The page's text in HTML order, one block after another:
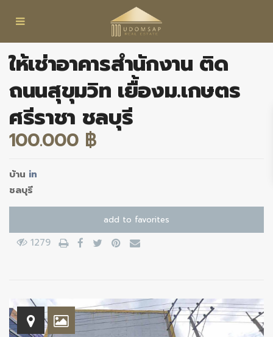
ให้เช่าอาคารสำนักงาน ติด
ถนนสุขุมวิท เยื้องม.เกษตร
ศรีราชา ชลบุรี
100.000 ฿
บ้าน in
ชลบุรี
add to favorites
1279